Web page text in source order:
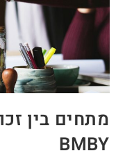
מתחים בין
BMBY